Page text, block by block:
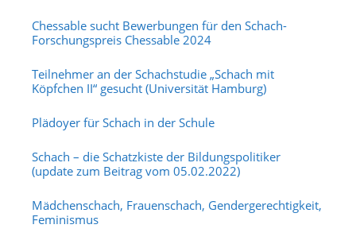
Chessable sucht Bewerbungen für den Schach-
Forschungspreis Chessable 2024
Teilnehmer an der Schachstudie „Schach mit
Köpfchen II“ gesucht (Universität Hamburg)
Plädoyer für Schach in der Schule
Schach – die Schatzkiste der Bildungspolitiker
(update zum Beitrag vom 05.02.2022)
Mädchenschach, Frauenschach, Gendergerechtigkeit,
Feminismus